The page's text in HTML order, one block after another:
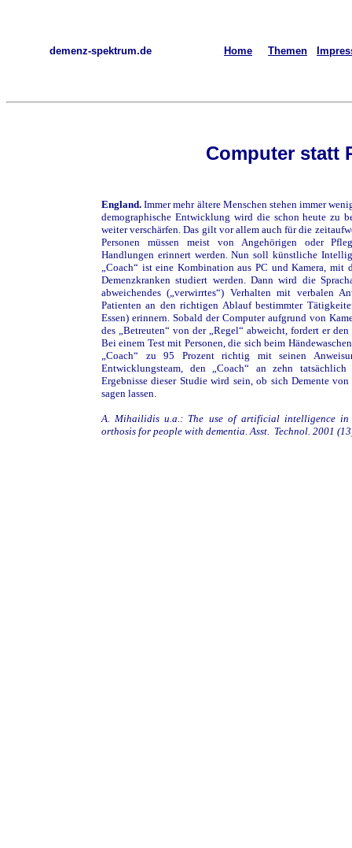
demenz-spektrum.de Home Themen
Computer statt
England. Immer mehr ältere Menschen stehen immer
demographische Entwicklung wird die schon heute zu
weiter verschärfen. Das gilt vor allem auch für die
Personen müssen meist von Angehörigen oder
Handlungen erinnert werden. Nun soll künstliche
„Coach“ ist eine Kombination aus PC und Kamera, mit
Demenzkranken studiert werden. Dann wird die
abweichendes („verwirrtes“) Verhalten mit verbalen
Patienten an den richtigen Ablauf bestimmter
Essen) erinnern. Sobald der Computer aufgrund von
des „Betreuten“ von der „Regel“ abweicht, fordert er
Bei einem Test mit Personen, die sich beim
„Coach“ zu 95 Prozent richtig mit seinen
Entwicklungsteam, den „Coach“ an zehn
Ergebnisse dieser Studie wird sein, ob sich Demente
sagen lassen.
A. Mihailidis u.a.: The use of artificial intelligence
orthosis for people with dementia. Asst. Technol. 2001